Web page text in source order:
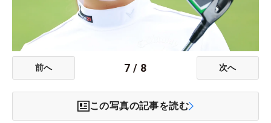
前へ 7 / 8 次へ
この写真の記事を読む